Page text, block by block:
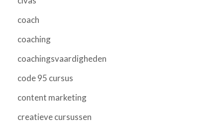
coach
coaching
coachingsvaardigheden
code 95 cursus
content marketing
creatieve cursussen